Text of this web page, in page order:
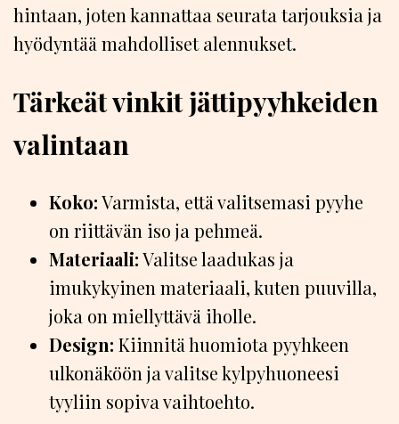
hintaan, joten kannattaa seurata tarjouksia ja
hyödyntää mahdolliset alennukset.
Tärkeät vinkit jättipyyhkeiden
valintaan
Koko:Varmista, että valitsemasi pyyhe
on riittävän iso ja pehmeä.
Materiaali:Valitse laadukas ja
imukykyinen materiaali, kuten puuvilla,
joka on miellyttävä iholle.
Design: Kiinnitä huomiota pyyhkeen
ulkonäköön ja valitse kylpyhuoneesi
tyyliin sopiva vaihtoehto.